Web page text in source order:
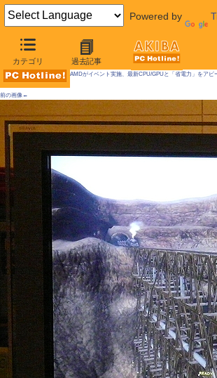
Powered by
カテゴリ 過去記事
AKIBA PC Hotline! 2009年5月2
AMDがイベント実施、最新CPU/GPUと「省電力」をアピ
前の画像←